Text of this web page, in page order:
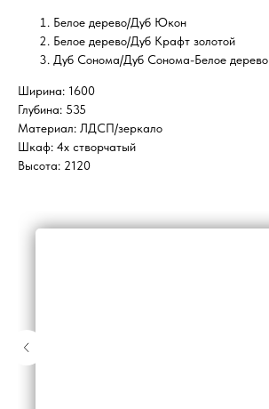
Белое дерево/Дуб Юкон
Белое дерево/Дуб Крафт золотой
Дуб Сонома/Дуб Сонома-Белое дерево
Ширина: 1600
Глубина: 535
Материал: ЛДСП/зеркало
Шкаф: 4х створчатый
Высота: 2120